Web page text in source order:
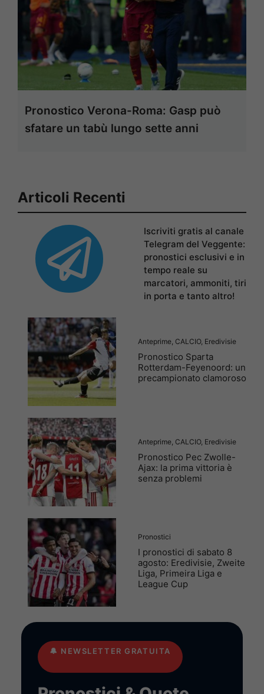
Pronostico Verona-Roma: Gasp può
sfatare un tabù lungo sette anni
Articoli Recenti
Iscriviti gratis al canale
Telegram del Veggente:
pronostici esclusivi e in
tempo reale su
marcatori, ammoniti, tiri
in porta e tanto altro!
Anteprime, CALCIO, Eredivisie
Pronostico Sparta
Rotterdam-Feyenoord: un
precampionato clamoroso
Anteprime, CALCIO, Eredivisie
Pronostico Pec Zwolle-
Ajax: la prima vittoria è
senza problemi
Pronostici
I pronostici di sabato 8
agosto: Eredivisie, Zweite
Liga, Primeira Liga e
League Cup
🔔 NEWSLETTER GRATUITA